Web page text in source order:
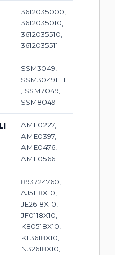
3612035000,
3612035010,
3612035510,
3612035511
SSM3049,
SSM3049FH
, SSM7049,
SSM8049
AME0227,
AME0397,
AME0476,
AME0566
893724760,
AJ5118X10,
JE2618X10,
JF0118X10,
K80518X10,
KL3618X10,
N32618X10,